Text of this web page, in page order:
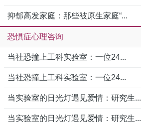
抑郁高发家庭：那些被原生家庭“...
恐惧症心理咨询
当社恐撞上工科实验室：一位24...
当社恐撞上工科实验室：一位24...
当实验室的日光灯遇见爱情：研究生...
当实验室的日光灯遇见爱情：研究生...